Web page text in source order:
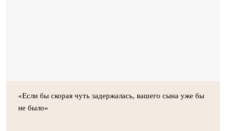
«Если бы скорая чуть задержалась, вашего сына уже бы
не было»